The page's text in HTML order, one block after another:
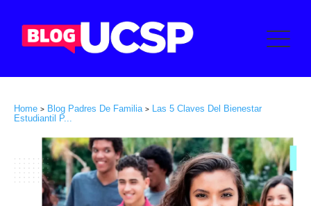
Home > Blog Padres De Familia > Las 5 Claves Del Bienestar
Estudiantil P...